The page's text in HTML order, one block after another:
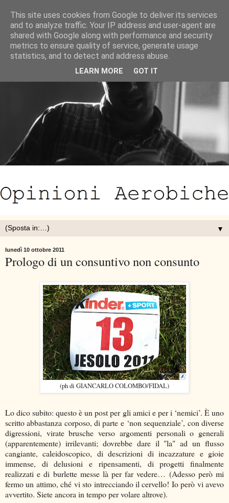
▼
lunedì 10 ottobre 2011
Prologo di un consuntivo non consunto
(ph di GIANCARLO COLOMBO/FIDAL)
Lo dico subito: questo è un post per gli amici e per i ‘nemici’. È uno
scritto abbastanza corposo, di parte e ‘non sequenziale’, con diverse
digressioni, virate brusche verso argomenti personali o generali
(apparentemente) irrilevanti; dovrebbe dare il "la" ad un flusso
cangiante, caleidoscopico, di descrizioni di incazzature e gioie
immense, di delusioni e ripensamenti, di progetti finalmente
realizzati e di burlette messe là per far vedere… (Adesso però mi
fermo un attimo, ché vi sto intrecciando il cervello! Io però vi avevo
avvertito. Siete ancora in tempo per volare altrove).
This site uses cookies from Google to deliver its services
and to analyze traffic. Your IP address and user-agent are
shared with Google along with performance and security
metrics to ensure quality of service, generate usage
statistics, and to detect and address abuse.
LEARN MORE GOT IT